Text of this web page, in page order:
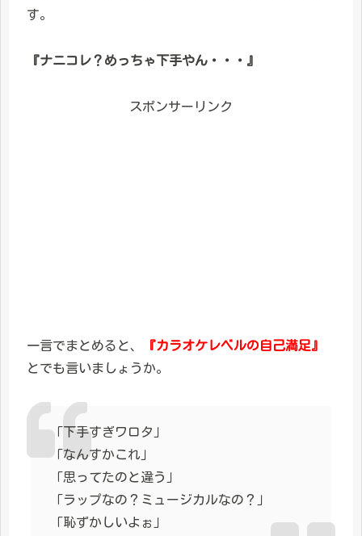
す。
『ナニコレ？めっちゃ下手やん・・・』
スポンサーリンク
一言でまとめると、
『カラオケレベルの自己満足』
とでも言いましょうか。
「下手すぎワロタ」
「なんすかこれ」
「思ってたのと違う」
「ラップなの？ミュージカルなの？」
「恥ずかしいよぉ」